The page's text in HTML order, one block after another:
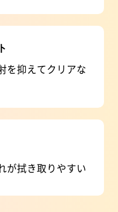
を抑えてクリアな
が拭き取りやすい